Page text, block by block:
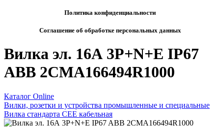
Политика конфиденциальности
Соглашение об обработке персональных данных
Вилка эл. 16А 3P+N+E IP67
ABB 2CMA166494R1000
Каталог Online
Вилки, розетки и устройства промышленные и специальные
Вилка стандарта CEE кабельная